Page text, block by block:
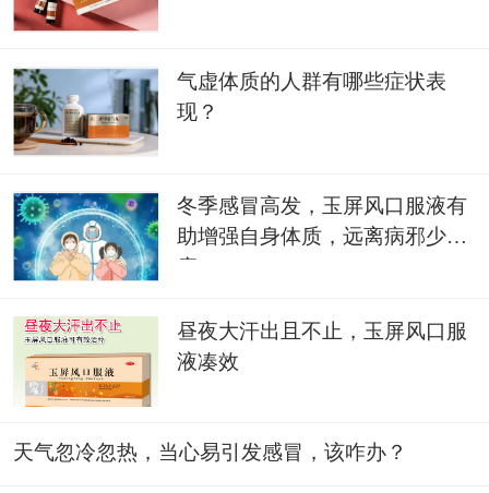
气虚体质的人群有哪些症状表
现？
冬季感冒高发，玉屏风口服液有
助增强自身体质，远离病邪少生
病
昼夜大汗出且不止，玉屏风口服
液凑效
天气忽冷忽热，当心易引发感冒，该咋办？